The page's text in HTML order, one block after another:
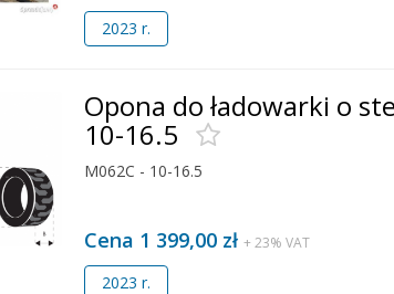
2023 r.
Opona do ładowarki o
10-16.5
M062C - 10-16.5
Cena 1 399,00 zł + 23% VAT
2023 r.